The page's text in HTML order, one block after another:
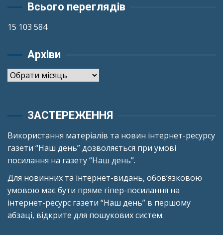
Всього переглядів
15 103 584
Архіви
Архіви
ЗАСТЕРЕЖЕННЯ
Використання матеріалів та новин інтернет-ресурсу
газети “Наш день” дозволяється при умові
посилання на газету “Наш день”.
Для новинних та інтернет-видань, обов’язковою
умовою має бути пряме гіпер-посилання на
інтернет-ресурс газети “Наш день” в першому
абзаці, відкрите для пошукових систем.